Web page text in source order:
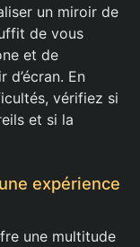
un miroir de
de vous
et de
d’écran. En
vérifiez si
et si la
expérience
une multitude